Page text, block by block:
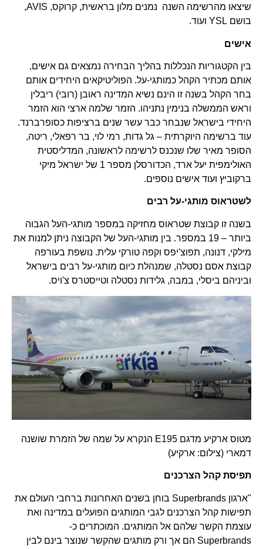
שיצאו מהרשימה השנה נמנים מלון בראשית, קרוקס, AVIS,
בושם YSL ועוד.
אישים
בין הקטגוריות הנכללות בהליך הבחירה נמצאים גם אישים,
אותם מכתיר הקהל כמותגי-על. הפוליטיקאים היחידים אותם
בחר הקהל בשנה זו הינם נשיא המדינה ראובן (רובי) ריבלין
וראש הממשלה בנימין נתניהו. הזמר שלמה ארצי הוא הזמר
היחידי בישראל שנבחר כבר עשר שנים ברציפות כסופרברנד.
עוד ברשימה היוקרתית – גל גדות, רמי לוי, בר רפאלי, ריטה,
הסופר מאיר שלו שנכנס לרשימה לראשונה, המדליסטית
האולימפית יעל ארד, הכדורסלן מספר 1 של ישראל מיקי
ברקוביץ ועוד אישים נוספים.
לשטראוס מותגי-על רבים
בשנה זו קבוצת שטראוס מחזיקה במספר מותגי-העל הגבוה
ביותר – 19 במספר. בין מותגי-העל של הקבוצה ניתן למנות את
מילקי, דנונה, תפוצ'יפס וקפה טורקי עלית. נושפת בעורפה
קבוצת אסם נסטלה, שמנהלת כיום מותגי-על רבים בישראל
וביניהם ביסלי, במבה, גלידות נסטלה וטייסטרס צ'ויס.
מטוס ארקיע מדגם E195 הנקרא על שמה של הזמרת שושנה
דמארי (צילום: ארקיע)
תפיסת קהל הצרכנים
"ארגון Superbrands בוחן בשנים האחרונות ברחבי העולם את
תפישות קהל הצרכנים לגבי המותגים הפועלים במדינה ואת
עוצמת הקשר שלהם אל המותגים. המוכתרים כ-
Superbrands הם אך ורק מותגים שהקשר שנוצר בינם לבין